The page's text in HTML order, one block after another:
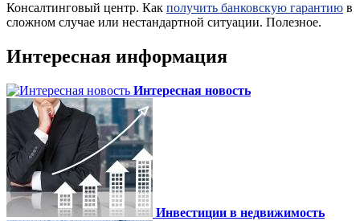
Консалтинговый центр. Как получить банковскую гарантию в
сложном случае или нестандартной ситуации. Полезное.
Интересная информация
Интересная новость
Инвестиции в недвижимость